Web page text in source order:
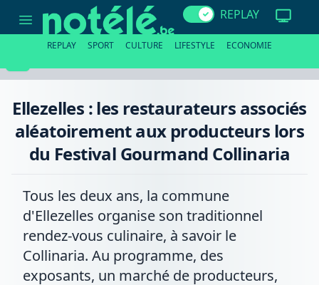
restaurateurs
aux
Gourmand
REPLAY
REPLAY SPORT CULTURE LIFESTYLE ECONOMIE
Ellezelles : les restaurateurs associés
aléatoirement aux producteurs lors
du Festival Gourmand Collinaria
Tous les deux ans, la commune
d'Ellezelles organise son traditionnel
rendez-vous culinaire, à savoir le
Collinaria. Au programme, des
exposants, un marché de producteurs,